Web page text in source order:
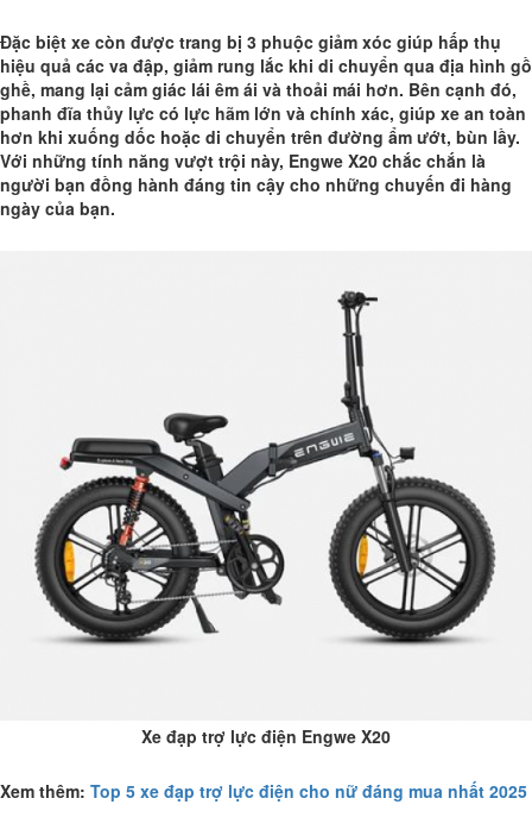
Đặc biệt xe còn được trang bị 3 phuộc giảm xóc giúp hấp thụ
hiệu quả các va đập, giảm rung lắc khi di chuyển qua địa hình gồ
ghề, mang lại cảm giác lái êm ái và thoải mái hơn. Bên cạnh đó,
phanh đĩa thủy lực có lực hãm lớn và chính xác, giúp xe an toàn
hơn khi xuống dốc hoặc di chuyển trên đường ẩm ướt, bùn lầy.
Với những tính năng vượt trội này, Engwe X20 chắc chắn là
người bạn đồng hành đáng tin cậy cho những chuyến đi hàng
ngày của bạn.
Xe đạp trợ lực điện Engwe X20
Xem thêm: Top 5 xe đạp trợ lực điện cho nữ đáng mua nhất 2025